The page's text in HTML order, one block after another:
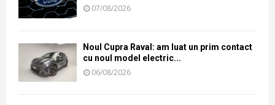
07/08/2026
Noul Cupra Raval: am luat un prim contact
cu noul model electric...
06/08/2026